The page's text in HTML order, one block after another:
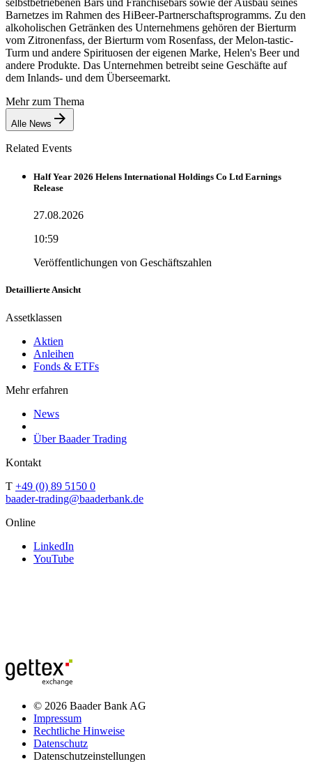
Barnetzes im Rahmen des HiBeer-Partnerschaftsprogramms. Zu den
alkoholischen Getränken des Unternehmens gehören der Bierturm
vom Zitronenfass, der Bierturm vom Rosenfass, der Melon-tastic-
Turm und andere Spirituosen der eigenen Marke, Helen's Beer und
andere Produkte. Das Unternehmen betreibt seine Geschäfte auf
dem Inlands- und dem Überseemarkt.
Mehr zum Thema
Alle News
Related Events
Half Year 2026 Helens International Holdings Co Ltd Earnings
Release
27.08.2026
10:59
Veröffentlichungen von Geschäftszahlen
Detaillierte Ansicht
Assetklassen
Aktien
Anleihen
Fonds & ETFs
Mehr erfahren
News
Über Baader Trading
Kontakt
T +49 (0) 89 5150 0
baader-trading@baaderbank.de
Online
LinkedIn
YouTube
© 2026 Baader Bank AG
Impressum
Rechtliche Hinweise
Datenschutz
Datenschutzeinstellungen